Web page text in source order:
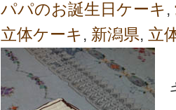
パパのお誕生日ケーキ ,
立体ケーキ , 新潟県, 立